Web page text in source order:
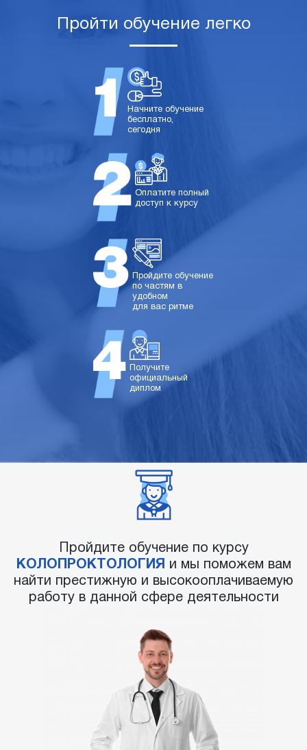
Пройти обучение легко
Начните обучение
бесплатно,
сегодня
Оплатите полный
доступ к курсу
Пройдите обучение
по частям в
удобном
для вас ритме
Получите
официальный
диплом
Пройдите обучение по курсу
КОЛОПРОКТОЛОГИЯ
и мы поможем вам
найти престижную и высокооплачиваемую
работу в данной сфере деятельности